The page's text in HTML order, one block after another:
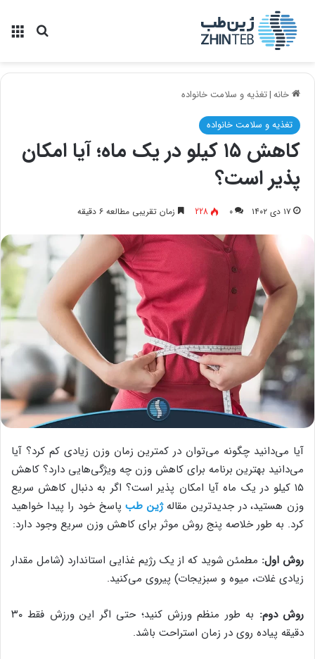
خانه|تغذیه و سلامت خانواده
تغذیه و سلامت خانواده
کاهش ۱۵ کیلو در یک ماه؛ آیا امکان
پذیر است؟
۱۷ دی ۱۴۰۲ ۰ 228 زمان تقریبی مطالعه ۶ دقیقه
آیا می‌دانید چگونه می‌توان در کمترین زمان وزن زیادی کم کرد؟ آیا
می‌دانید بهترین برنامه برای کاهش وزن چه ویژگی‌هایی دارد؟ کاهش
۱۵ کیلو در یک ماه آیا امکان پذیر است؟ اگر به دنبال کاهش سریع
وزن هستید، در جدیدترین مقالهژین طبپاسخ خود را پیدا خواهید
کرد. به طور خلاصه پنج روش موثر برای کاهش وزن سریع وجود دارد:
روش اول: مطمئن شوید که از یک رژیم غذایی استاندارد (شامل مقدار
زیادی غلات، میوه و سبزیجات) پیروی می‌کنید.
روش دوم:
به طور منظم ورزش کنید؛ حتی اگر این ورزش فقط ۳۰
دقیقه پیاده روی در زمان استراحت باشد.